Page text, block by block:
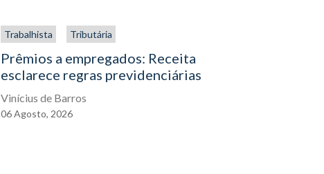
Trabalhista Tributária
Prêmios a empregados: Receita
esclarece regras previdenciárias
Vinícius de Barros
06Agosto, 2026